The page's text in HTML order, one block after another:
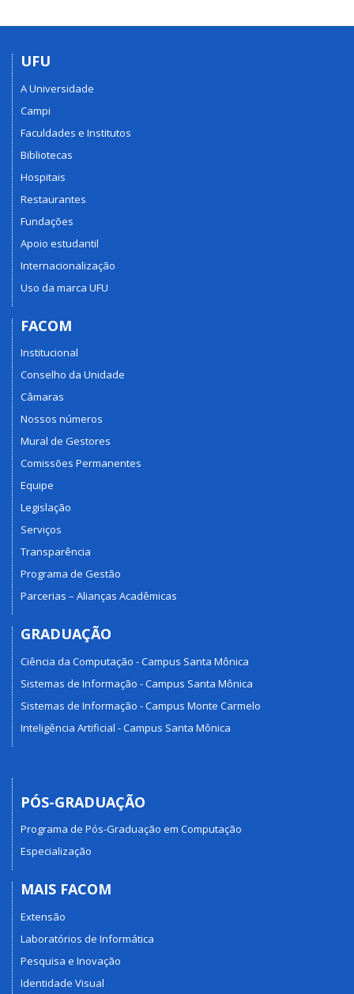
UFU
A Universidade
Campi
Faculdades e Institutos
Bibliotecas
Hospitais
Restaurantes
Fundações
Apoio estudantil
Internacionalização
Uso da marca UFU
FACOM
Institucional
Conselho da Unidade
Câmaras
Nossos números
Mural de Gestores
Comissões Permanentes
Equipe
Legislação
Serviços
Transparência
Programa de Gestão
Parcerias – Alianças Acadêmicas
GRADUAÇÃO
Ciência da Computação - Campus Santa Mônica
Sistemas de Informação - Campus Santa Mônica
Sistemas de Informação - Campus Monte Carmelo
Inteligência Artificial - Campus Santa Mônica
PÓS-GRADUAÇÃO
Programa de Pós-Graduação em Computação
Especialização
MAIS FACOM
Extensão
Laboratórios de Informática
Pesquisa e Inovação
Identidade Visual